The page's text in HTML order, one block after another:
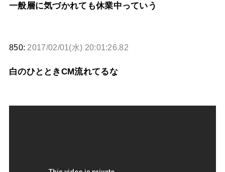
一般層に気づかれても休業中っていう
850: 2017/02/01(水) 20:01:26.82
白のひとときCM流れてるな